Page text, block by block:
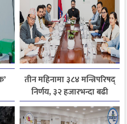
तीन महिनामा ३८४ मन्त्रिपरिषद्
निर्णय, ३२ हजारभन्दा बढी
गुनासो फर्छ्योट